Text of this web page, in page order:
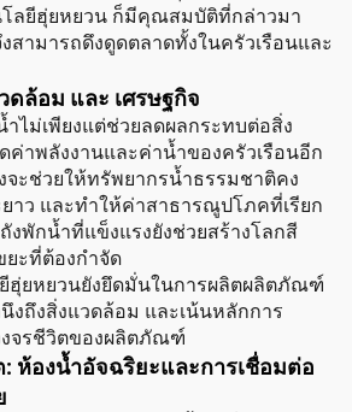
ลยีฮุ่ยหยวน ก็มีคุณสมบัติที่กล่าวมา
สามารถดึงดูดตลาดทั้งในครัวเรือนและ
ดล้อม และ เศรษฐกิจ
ม่เพียงแต่ช่วยลดผลกระทบต่อสิ่ง
ค่าพลังงานและค่าน้ำของครัวเรือนอีก
จะช่วยให้ทรัพยากรน้ำธรรมชาติคง
าว และทำให้ค่าสาธารณูปโภคที่เรียก
งพักน้ำที่แข็งแรงยังช่วยสร้างโลกสี
ะที่ต้องกำจัด
ฮุ่ยหยวนยังยึดมั่นในการผลิตผลิตภัณฑ์
งถึงสิ่งแวดล้อม และเน้นหลักการ
จรชีวิตของผลิตภัณฑ์
ห้องน้ำอัจฉริยะและการเชื่อมต่อ